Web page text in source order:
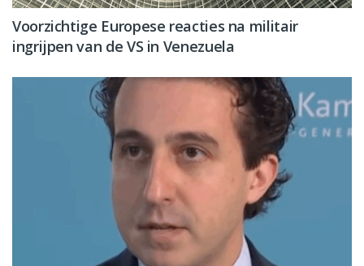
Voorzichtige Europese reacties na militair
ingrijpen van de VS in Venezuela